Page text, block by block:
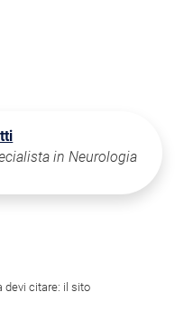
in Neurologia
devi citare: il sito